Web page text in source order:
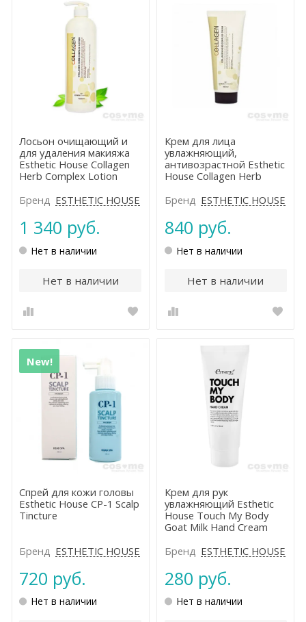
Лосьон очищающий и
для удаления макияжа
Esthetic House Collagen
Herb Complex Lotion
Бренд ESTHETIC HOUSE
1 340 руб.
Нет в наличии
Нет в наличии
Крем для лица
увлажняющий,
антивозрастной Esthetic
House Collagen Herb
Бренд ESTHETIC HOUSE
840 руб.
Нет в наличии
Нет в наличии
New!
Спрей для кожи головы
Esthetic House CP-1 Scalp
Tincture
Бренд ESTHETIC HOUSE
720 руб.
Нет в наличии
Крем для рук
увлажняющий Esthetic
House Touch My Body
Goat Milk Hand Cream
Бренд ESTHETIC HOUSE
280 руб.
Нет в наличии